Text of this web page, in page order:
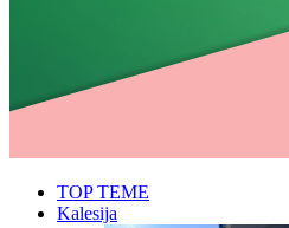
TOP TEME
Kalesija